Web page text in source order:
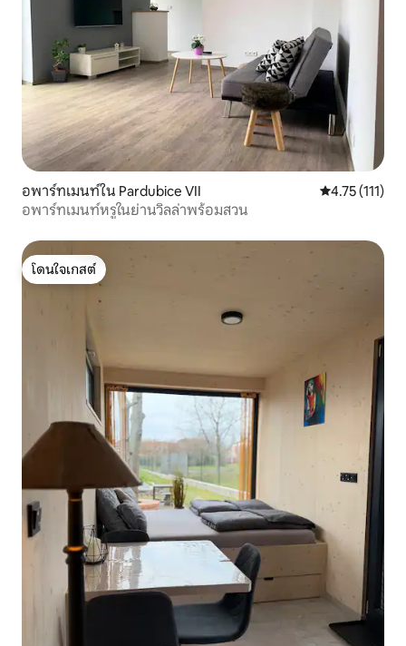
อพาร์ทเมนท์ใน Pardubice VII คะแนนเฉลี่ย
4.75 (111)
อพาร์ทเมนท์หรูในย่านวิลล่าพร้อมสวน
โดนใจเกสต์
โดนใจเกสต์